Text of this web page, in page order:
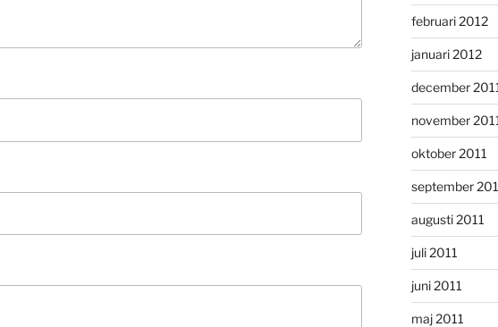
februari 2012
januari 2012
december
november
oktober 2011
september
augusti 2011
juli 2011
juni 2011
maj 2011